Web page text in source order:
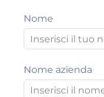
Nome
Nome azienda